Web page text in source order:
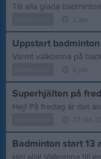
Uppstart
Superhjälten på
Badminton start 13